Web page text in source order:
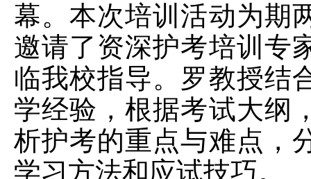
幕。本次培训活动为期
邀请了资深护考培训专
临我校指导。罗教授结
学经验，根据考试大纲
析护考的重点与难点，
学习方法和应试技巧。